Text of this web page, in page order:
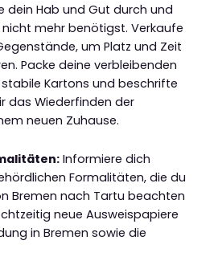
dein Hab und Gut durch und
mehr benötigst. Verkaufe
um Platz und Zeit
Packe deine verbleibenden
Kartons und beschrifte
das Wiederfinden der
neuen Zuhause.
Informiere dich
Formalitäten, die du
Bremen nach Tartu beachten
neue Ausweispapiere
in Bremen sowie die